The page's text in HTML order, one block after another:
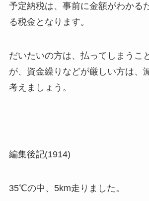
予定納税は、事前に金額がわかる
る税金となります。
だいたいの方は、払ってしまうこ
が、資金繰りなどが厳しい方は、
考えましょう。
編集後記(1914)
35℃の中、5km走りました。